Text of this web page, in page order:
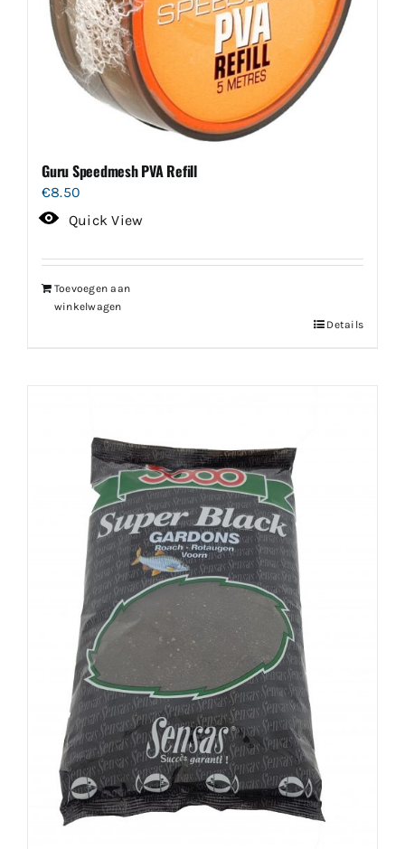
Guru Speedmesh PVA Refill
€8.50
Quick View
Toevoegen aan
winkelwagen
Details